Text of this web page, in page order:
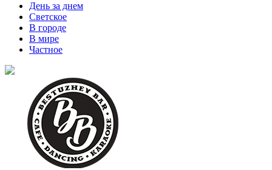
День за днем
Светское
В городе
В мире
Частное